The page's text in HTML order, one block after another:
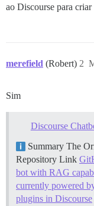
ao Discourse para criar
merefield (Robert) 2
Sim
Discourse
Summary The
Repository Link
bot with RAG
currently powered
plugins in Discourse